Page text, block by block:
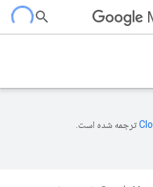
ترجمه شده است.